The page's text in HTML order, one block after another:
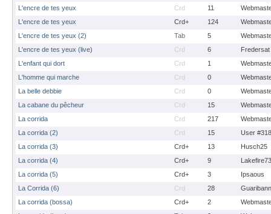
L'encre de tes yeux
Crd 11
L'encre de tes yeux
Crd+ 124
L'encre de tes yeux (2)
Tab 5
L'encre de tes yeux (live)
Crd 6
Fredersat
L'enfant qui dort
Crd 1
L'homme qui marche
Crd 0
La belle debbie
Crd 0
La cabane du pêcheur
Crd 15
La corrida
Crd 217
La corrida (2)
Crd 15
User
La corrida (3)
Crd+ 13
Husch25
La corrida (4)
Crd+ 9
Lakefire73
La corrida (5)
Crd+ 3
Ipsaous
La Corrida (6)
Crd 28
La corrida (bossa)
Crd+ 2